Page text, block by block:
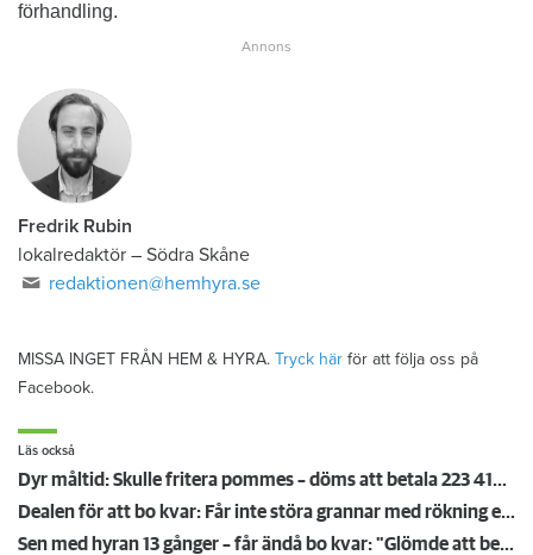
förhandling.
Fredrik Rubin
lokalredaktör – Södra Skåne
redaktionen@hemhyra.se
MISSA INGET FRÅN HEM & HYRA. Tryck här för att följa oss på
Facebook.
Läs också
Dyr måltid: Skulle fritera pommes – döms att betala 223 419 kronor för köksbrand
Dealen för att bo kvar: Får inte störa grannar med rökning eller utsätta dem för brandfara
Sen med hyran 13 gånger – får ändå bo kvar: "Glömde att betala"